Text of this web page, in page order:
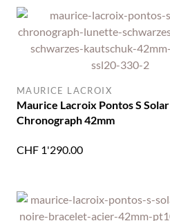
Maurice Lacroix Pontos S Solar
Chronograph 42mm
MAURICE LACROIX
CHF 1'290.00